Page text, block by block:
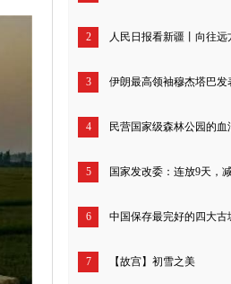
2
3 伊朗最高领袖穆杰塔巴发
4
5
6 中国保存最完好的四大古
7 【故宫】初雪之美